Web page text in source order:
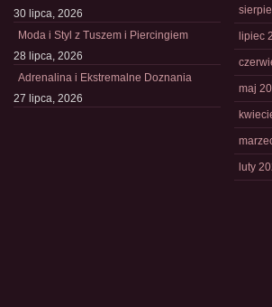
30 lipca, 2026
Moda i Styl z Tuszem i Piercingiem
28 lipca, 2026
Adrenalina i Ekstremalne Doznania
27 lipca, 2026
lipiec
maj
luty